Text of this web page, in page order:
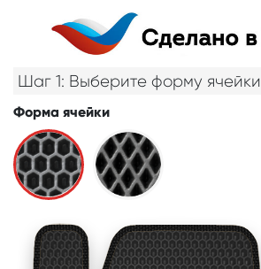
Шаг 1: Выберите форму ячейки
Форма ячейки